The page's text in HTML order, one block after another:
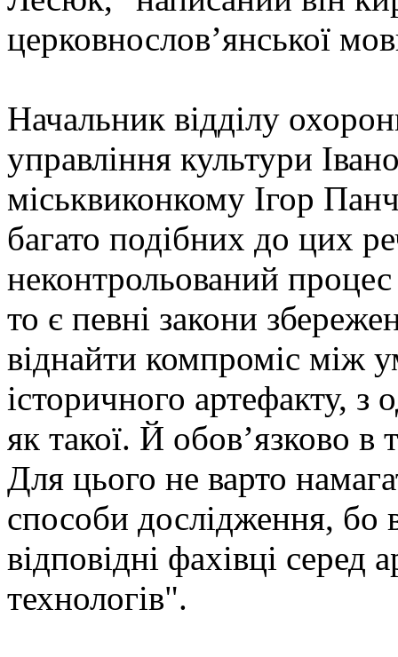
церковнослов’янської
Начальник відділу
управління культури
міськвиконкому Ігор
багато подібних до цих
неконтрольований
то є певні закони
віднайти компроміс між
історичного артефакту, з
як такої. Й обов’язково в
Для цього не варто
способи дослідження, бо
відповідні фахівці серед
технологів".